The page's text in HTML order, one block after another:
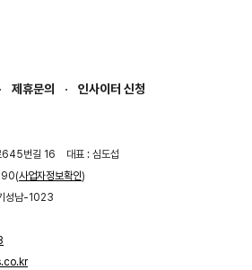
제휴문의
인사이터 신청
645번길 16
대표 : 심도섭
사업자정보확인)
성남-1023